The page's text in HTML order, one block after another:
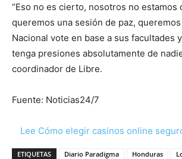
“Eso no es cierto, nosotros no estamos
queremos una sesión de paz,
Nacional vote en base a sus facultades
tenga presiones absolutamente de
coordinador de Libre.
Fuente: Noticias24/7
Lee Cómo elegir casinos online
ETIQUETAS Diario Paradigma Honduras